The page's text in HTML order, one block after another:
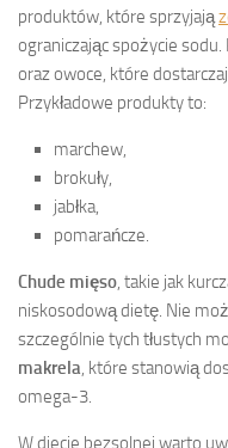
produktów, które sprzyjają
ograniczając spożycie
oraz owoce, które
Przykładowe produkty to:
marchew,
brokuły,
jabłka,
pomarańcze.
Chude mięso, takie jak
niskosodową dietę. Nie
szczególnie tych tłustych
makrela, które stanowią
omega-3.
W diecie bezsolnej warto